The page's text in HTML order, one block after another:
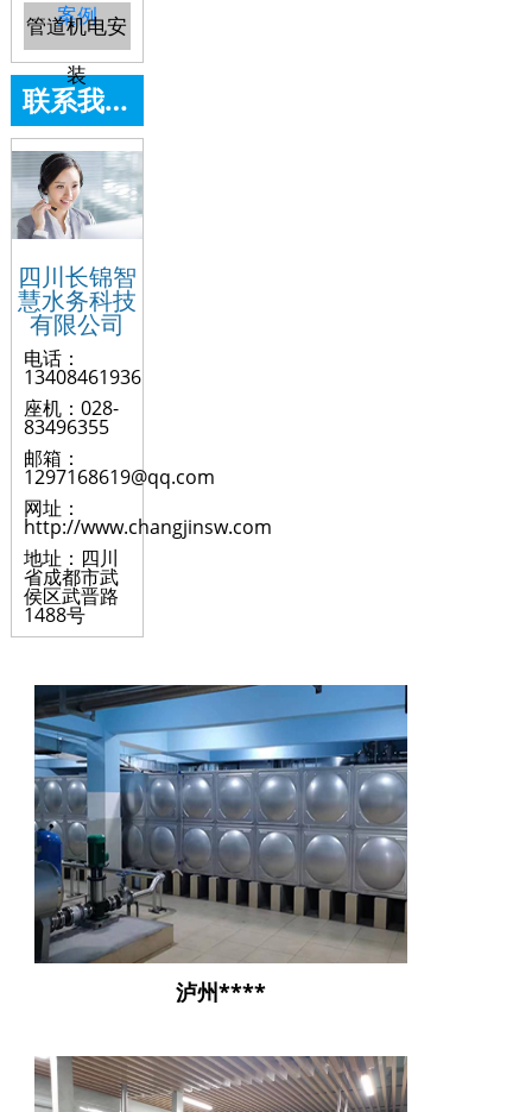
案例
管道机电安
装
联系我们
四川长锦智
慧水务科技
有限公司
电话：
13408461936
座机：028-
83496355
邮箱：
1297168619@qq.com
网址：
http://www.changjinsw.com
地址：四川
省成都市武
侯区武晋路
1488号
泸州****